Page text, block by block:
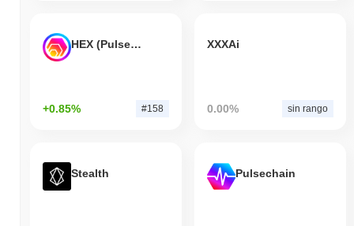
HEX (Pulsechain)
+0.85% #158
XXXAi
0.00% sin rango
Stealth Pulsechain